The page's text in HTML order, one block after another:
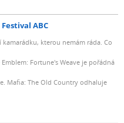
Festival ABC
kterou nemám ráda. Co
Fortune's Weave je pořádná
Mafia: The Old Country odhaluje